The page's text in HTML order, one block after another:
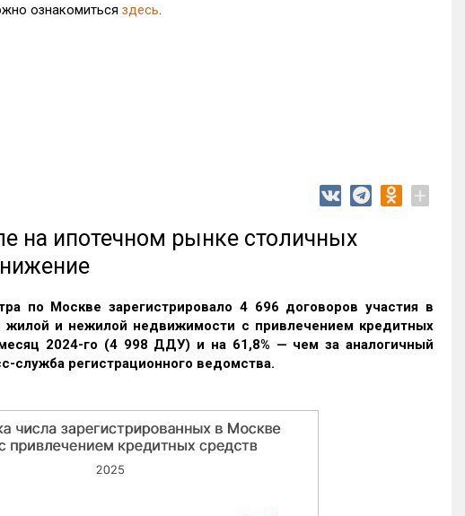
ознакомиться здесь.
+
на ипотечном рынке столичных
по Москве зарегистрировало 4 696 договоров участия в
и нежилой недвижимости с привлечением кредитных
2024-го (4 998 ДДУ) и на 61,8% — чем за аналогичный
служба регистрационного ведомства.